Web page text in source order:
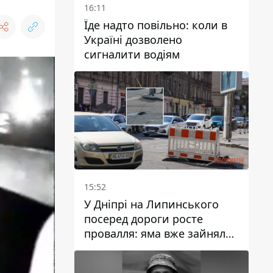
16:11
Їде надто повільно: коли в
Україні дозволено
сигналити водіям
15:52
У Дніпрі на Липинського
посеред дороги росте
провалля: яма вже зайняла
смугу руху